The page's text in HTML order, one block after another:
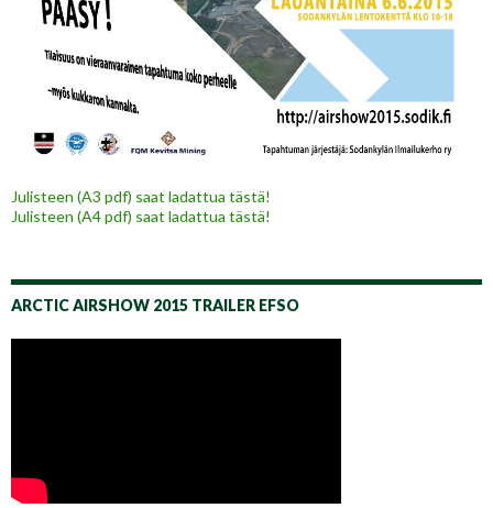
Julisteen (A3 pdf) saat ladattua tästä!
Julisteen (A4 pdf) saat ladattua tästä!
ARCTIC AIRSHOW 2015 TRAILER EFSO